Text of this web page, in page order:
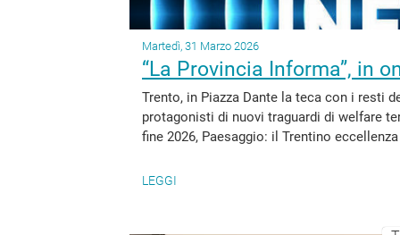
Martedì, 31 Marzo 2026
“La Provincia Informa”, in
Trento, in Piazza Dante la teca con i resti
protagonisti di nuovi traguardi di welfare
fine 2026, Paesaggio: il Trentino
LEGGI